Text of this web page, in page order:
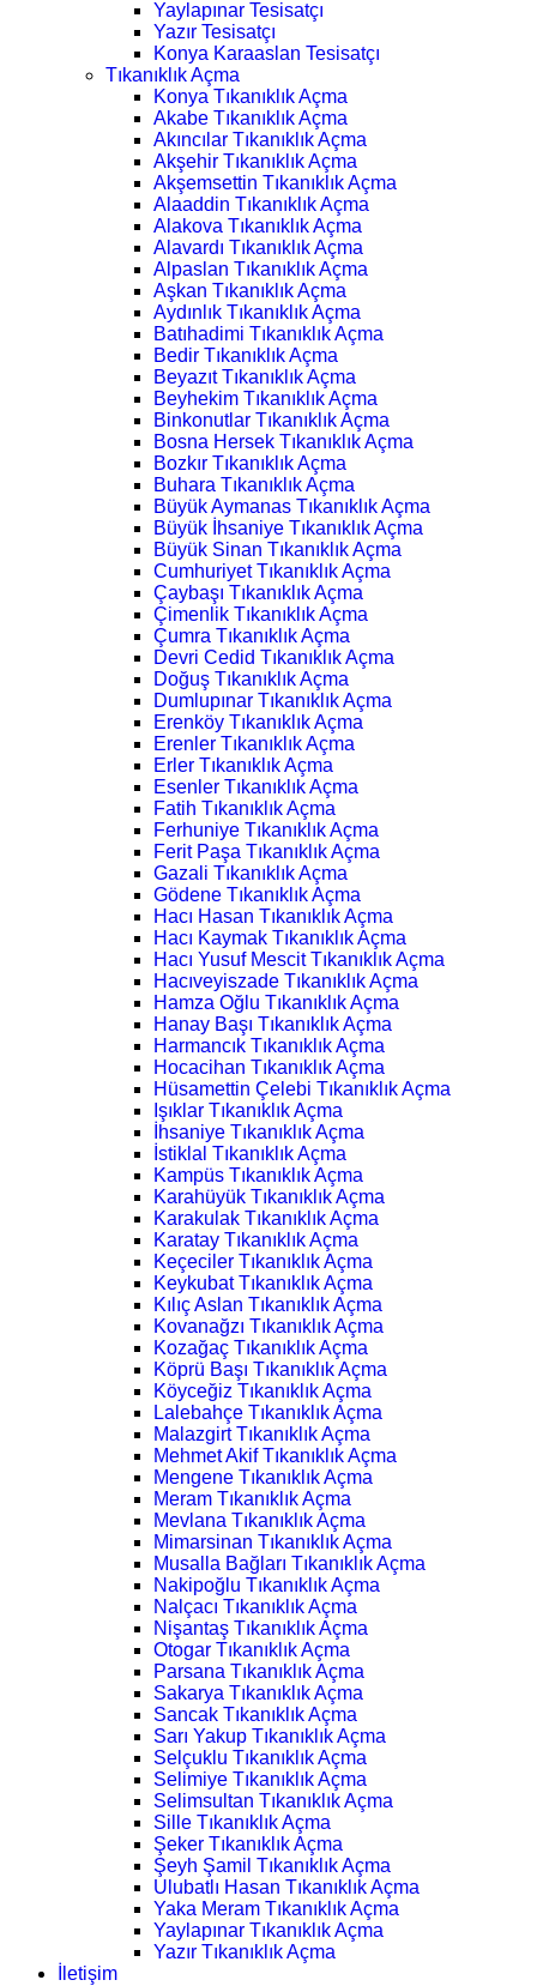
Yaylapınar Tesisatçı
Yazır Tesisatçı
Konya Karaaslan Tesisatçı
Tıkanıklık Açma
Konya Tıkanıklık Açma
Akabe Tıkanıklık Açma
Akıncılar Tıkanıklık Açma
Akşehir Tıkanıklık Açma
Akşemsettin Tıkanıklık Açma
Alaaddin Tıkanıklık Açma
Alakova Tıkanıklık Açma
Alavardı Tıkanıklık Açma
Alpaslan Tıkanıklık Açma
Aşkan Tıkanıklık Açma
Aydınlık Tıkanıklık Açma
Batıhadimi Tıkanıklık Açma
Bedir Tıkanıklık Açma
Beyazıt Tıkanıklık Açma
Beyhekim Tıkanıklık Açma
Binkonutlar Tıkanıklık Açma
Bosna Hersek Tıkanıklık Açma
Bozkır Tıkanıklık Açma
Buhara Tıkanıklık Açma
Büyük Aymanas Tıkanıklık Açma
Büyük İhsaniye Tıkanıklık Açma
Büyük Sinan Tıkanıklık Açma
Cumhuriyet Tıkanıklık Açma
Çaybaşı Tıkanıklık Açma
Çimenlik Tıkanıklık Açma
Çumra Tıkanıklık Açma
Devri Cedid Tıkanıklık Açma
Doğuş Tıkanıklık Açma
Dumlupınar Tıkanıklık Açma
Erenköy Tıkanıklık Açma
Erenler Tıkanıklık Açma
Erler Tıkanıklık Açma
Esenler Tıkanıklık Açma
Fatih Tıkanıklık Açma
Ferhuniye Tıkanıklık Açma
Ferit Paşa Tıkanıklık Açma
Gazali Tıkanıklık Açma
Gödene Tıkanıklık Açma
Hacı Hasan Tıkanıklık Açma
Hacı Kaymak Tıkanıklık Açma
Hacı Yusuf Mescit Tıkanıklık Açma
Hacıveyiszade Tıkanıklık Açma
Hamza Oğlu Tıkanıklık Açma
Hanay Başı Tıkanıklık Açma
Harmancık Tıkanıklık Açma
Hocacihan Tıkanıklık Açma
Hüsamettin Çelebi Tıkanıklık Açma
Işıklar Tıkanıklık Açma
İhsaniye Tıkanıklık Açma
İstiklal Tıkanıklık Açma
Kampüs Tıkanıklık Açma
Karahüyük Tıkanıklık Açma
Karakulak Tıkanıklık Açma
Karatay Tıkanıklık Açma
Keçeciler Tıkanıklık Açma
Keykubat Tıkanıklık Açma
Kılıç Aslan Tıkanıklık Açma
Kovanağzı Tıkanıklık Açma
Kozağaç Tıkanıklık Açma
Köprü Başı Tıkanıklık Açma
Köyceğiz Tıkanıklık Açma
Lalebahçe Tıkanıklık Açma
Malazgirt Tıkanıklık Açma
Mehmet Akif Tıkanıklık Açma
Mengene Tıkanıklık Açma
Meram Tıkanıklık Açma
Mevlana Tıkanıklık Açma
Mimarsinan Tıkanıklık Açma
Musalla Bağları Tıkanıklık Açma
Nakipoğlu Tıkanıklık Açma
Nalçacı Tıkanıklık Açma
Nişantaş Tıkanıklık Açma
Otogar Tıkanıklık Açma
Parsana Tıkanıklık Açma
Sakarya Tıkanıklık Açma
Sancak Tıkanıklık Açma
Sarı Yakup Tıkanıklık Açma
Selçuklu Tıkanıklık Açma
Selimiye Tıkanıklık Açma
Selimsultan Tıkanıklık Açma
Sille Tıkanıklık Açma
Şeker Tıkanıklık Açma
Şeyh Şamil Tıkanıklık Açma
Ulubatlı Hasan Tıkanıklık Açma
Yaka Meram Tıkanıklık Açma
Yaylapınar Tıkanıklık Açma
Yazır Tıkanıklık Açma
İletişim